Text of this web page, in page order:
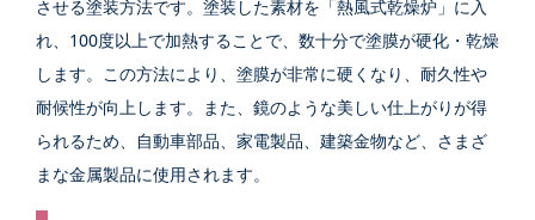
させる塗装方法です。塗装した素材を「熱風式乾燥炉」に入
れ、100度以上で加熱することで、数十分で塗膜が硬化・乾燥
します。この方法により、塗膜が非常に硬くなり、耐久性や
耐候性が向上します。また、鏡のような美しい仕上がりが得
られるため、自動車部品、家電製品、建築金物など、さまざ
まな金属製品に使用されます。